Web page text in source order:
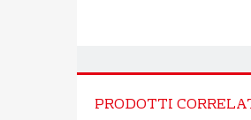
PRODOTTI